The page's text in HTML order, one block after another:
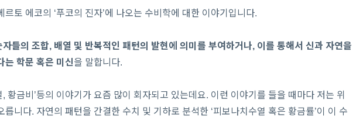
르토 에코의 ‘푸코의 진자’에 나오는 수비학에 대한 이야기입니다.
자들의 조합, 배열 및 반복적인 패턴의 발현에 의미를 부여하거나, 이를 통해서 신과 자연을
는 학문 혹은 미신을 말합니다.
, 황금비’등의 이야기가 요즘 많이 회자되고 있는데요. 이런 이야기를 들을 때마다 저는 위
릅니다. 자연의 패턴을 간결한 수치 및 기하로 분석한 ‘피보나치수열 혹은 황금률’이 이 수